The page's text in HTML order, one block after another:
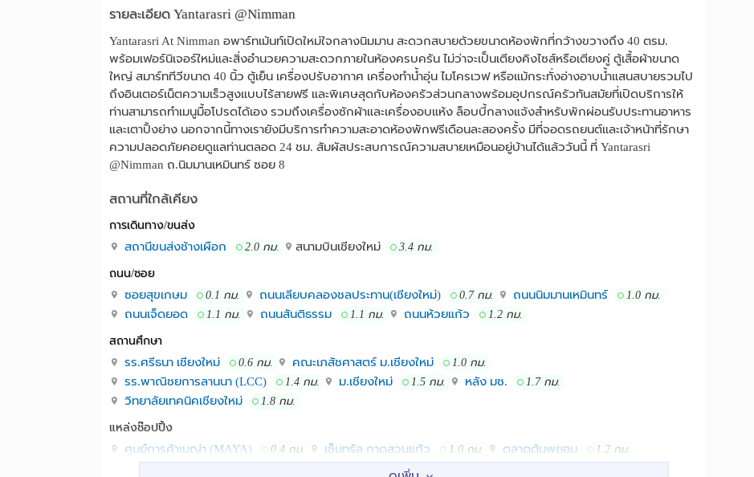
รายละเอียด Yantarasri @Nimman
Yantarasri At Nimman อพาร์ทเม้นท์เปิดใหม่ใจกลางนิมมาน สะดวกสบายด้วยขนาดห้องพักที่กว้างขวางถึง 40 ตรม.
พร้อมเฟอร์นิเจอร์ใหม่และสิ่งอำนวยความสะดวกภายในห้องครบครัน ไม่ว่าจะเป็นเตียงคิงไซส์หรือเตียงคู่ ตู้เสื้อผ้าขนาด
ใหญ่ สมาร์ททีวีขนาด 40 นิ้ว ตู้เย็น เครื่องปรับอากาศ เครื่องทำน้ำอุ่น ไมโครเวฟ หรือแม้กระทั่งอ่างอาบน้ำแสนสบายรวมไป
ถึงอินเตอร์เน็ตความเร็วสูงแบบไร้สายฟรี และพิเศษสุดกับห้องครัวส่วนกลางพร้อมอุปกรณ์ครัวทันสมัยที่เปิดบริการให้
ท่านสามารถทำเมนูมื้อโปรดได้เอง รวมถึงเครื่องซักผ้าและเครื่องอบแห้ง ล็อบบี้กลางแจ้งสำหรับพักผ่อนรับประทานอาหาร
และเตาปิ้งย่าง นอกจากนี้ทางเรายังมีบริการทำความสะอาดห้องพักฟรีเดือนละสองครั้ง มีที่จอดรถยนต์และเจ้าหน้าที่รักษา
ความปลอดภัยคอยดูแลท่านตลอด 24 ชม. สัมผัสประสบการณ์ความสบายเหมือนอยู่บ้านได้แล้ววันนี้ ที่ Yantarasri
@Nimman ถ.นิมมานเหมินทร์ ซอย 8
สถานที่ใกล้เคียง
การเดินทาง/ขนส่ง
สถานีขนส่งช้างเผือก 2.0 กม. สนามบินเชียงใหม่ 3.4 กม.
ถนน/ซอย
ซอยสุขเกษม 0.1 กม. ถนนเลียบคลองชลประทาน(เชียงใหม่) 0.7 กม. ถนนนิมมานเหมินทร์ 1.0 กม.
ถนนเจ็ดยอด 1.1 กม. ถนนสันติธรรม 1.1 กม. ถนนห้วยแก้ว 1.2 กม.
สถานศึกษา
รร.ศรีธนา เชียงใหม่ 0.6 กม. คณะเภสัชศาสตร์ ม.เชียงใหม่ 1.0 กม.
รร.พาณิชยการลานนา (LCC) 1.4 กม. ม.เชียงใหม่ 1.5 กม. หลัง มช. 1.7 กม.
วิทยาลัยเทคนิคเชียงใหม่ 1.8 กม.
แหล่งช๊อปปิ้ง
ศูนย์การค้าเมญ่า (MAYA) 0.4 กม. เซ็นทรัล กาดสวนแก้ว 1.0 กม. ตลาดต้นพยอม 1.2 กม.
1.3 กม.